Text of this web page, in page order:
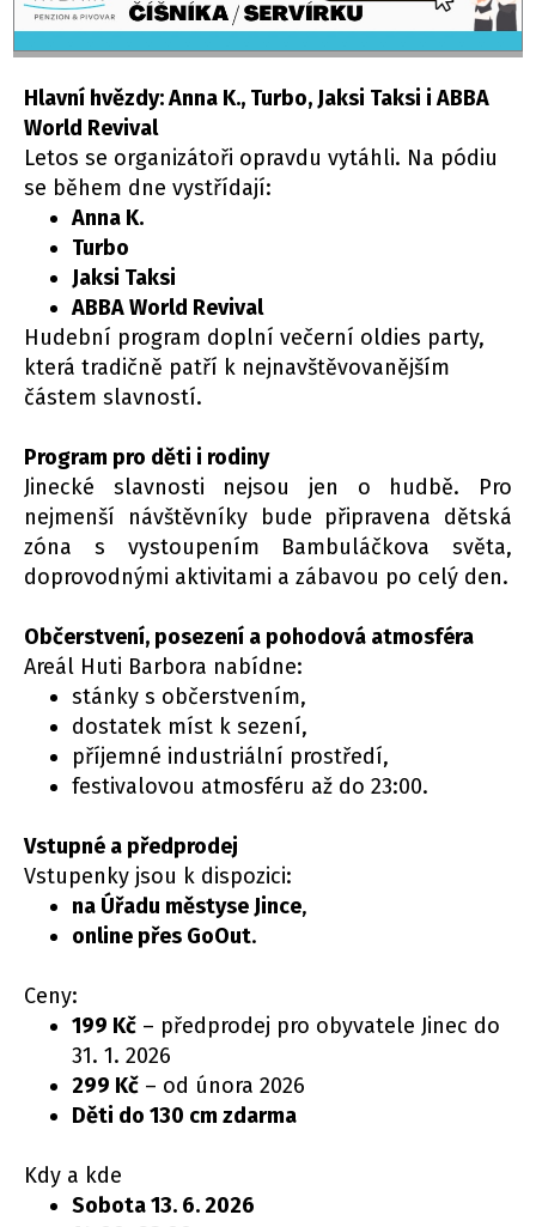
Hlavní hvězdy: Anna K., Turbo, Jaksi Taksi i ABBA
World Revival
Letos se organizátoři opravdu vytáhli. Na pódiu
se během dne vystřídají:
Anna K.
Turbo
Jaksi Taksi
ABBA World Revival
Hudební program doplní večerní oldies party,
která tradičně patří k nejnavštěvovanějším
částem slavností.
Program pro děti i rodiny
Jinecké slavnosti nejsou jen o hudbě. Pro
nejmenší návštěvníky bude připravena dětská
zóna s vystoupením Bambuláčkova světa,
doprovodnými aktivitami a zábavou po celý den.
Občerstvení, posezení a pohodová atmosféra
Areál Huti Barbora nabídne:
stánky s občerstvením,
dostatek míst k sezení,
příjemné industriální prostředí,
festivalovou atmosféru až do 23:00.
Vstupné a předprodej
Vstupenky jsou k dispozici:
na Úřadu městyse Jince,
online přes GoOut.
Ceny:
199 Kč – předprodej pro obyvatele Jinec do
31. 1. 2026
299 Kč – od února 2026
Děti do 130 cm zdarma
Kdy a kde
Sobota 13. 6. 2026